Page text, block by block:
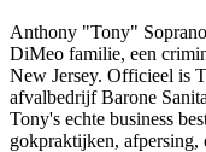
Anthony "Tony"
DiMeo familie, een
New Jersey. Officieel is
afvalbedrijf Barone
Tony's echte business
gokpraktijken,